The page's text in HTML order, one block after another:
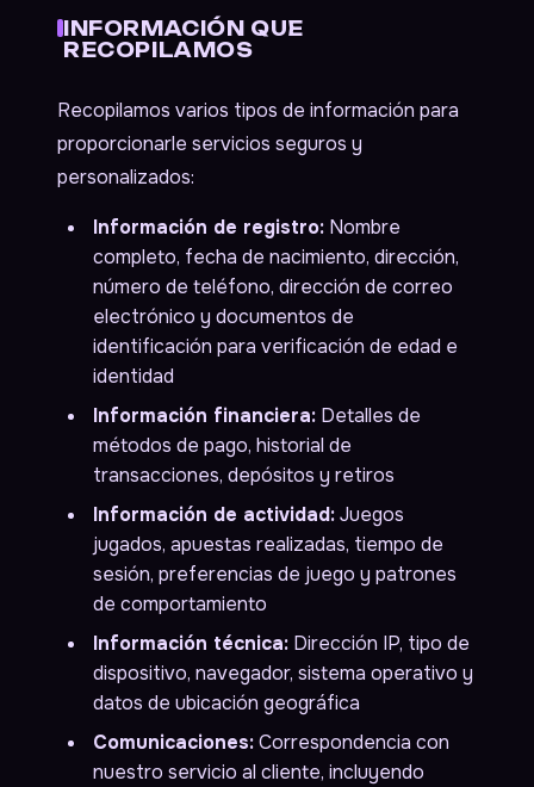
INFORMACIÓN QUE
RECOPILAMOS
Recopilamos varios tipos de información para
proporcionarle servicios seguros y
personalizados:
Información de registro: Nombre
completo, fecha de nacimiento, dirección,
número de teléfono, dirección de correo
electrónico y documentos de
identificación para verificación de edad e
identidad
Información financiera: Detalles de
métodos de pago, historial de
transacciones, depósitos y retiros
Información de actividad:Juegos
jugados, apuestas realizadas, tiempo de
sesión, preferencias de juego y patrones
de comportamiento
Información técnica: Dirección IP, tipo de
dispositivo, navegador, sistema operativo y
datos de ubicación geográfica
Comunicaciones:Correspondencia con
nuestro servicio al cliente, incluyendo